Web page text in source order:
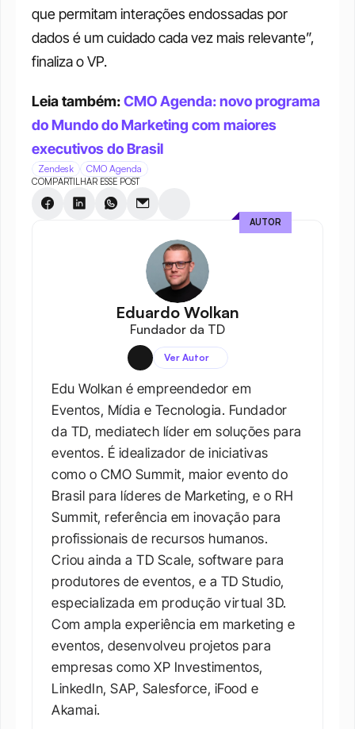
que permitam interações endossadas por
dados é um cuidado cada vez mais relevante”,
finaliza o VP.
Leia também: CMO Agenda: novo programa
do Mundo do Marketing com maiores
executivos do Brasil
Zendesk CMO Agenda
COMPARTILHAR ESSE POST
Eduardo Wolkan
Fundador da TD
Ver Autor
Edu Wolkan é empreendedor em
Eventos, Mídia e Tecnologia. Fundador
da TD, mediatech líder em soluções para
eventos. É idealizador de iniciativas
como o CMO Summit, maior evento do
Brasil para líderes de Marketing, e o RH
Summit, referência em inovação para
profissionais de recursos humanos.
Criou ainda a TD Scale, software para
produtores de eventos, e a TD Studio,
especializada em produção virtual 3D.
Com ampla experiência em marketing e
eventos, desenvolveu projetos para
empresas como XP Investimentos,
LinkedIn, SAP, Salesforce, iFood e
Akamai.
AUTOR